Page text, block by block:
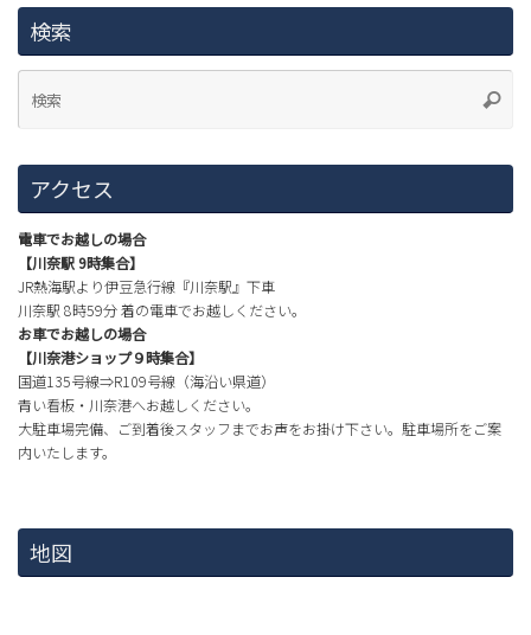
検索
アクセス
電車でお越しの場合
【川奈駅 9時集合】
JR熱海駅より伊豆急行線『川奈駅』下車
川奈駅 8時59分 着の電車でお越しください。
お車でお越しの場合
【川奈港ショップ９時集合】
国道135号線⇒R109号線（海沿い県道）
青い看板・川奈港へお越しください。
大駐車場完備、ご到着後スタッフまでお声をお掛け下さい。駐車場所をご案
内いたします。
地図